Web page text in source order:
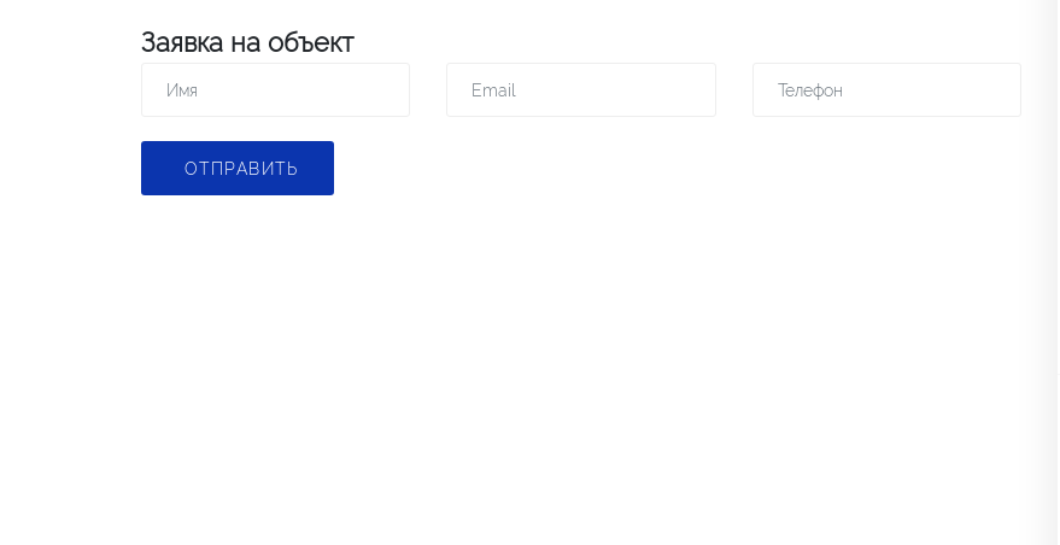
Заявка на объект
ОТПРАВИТЬ